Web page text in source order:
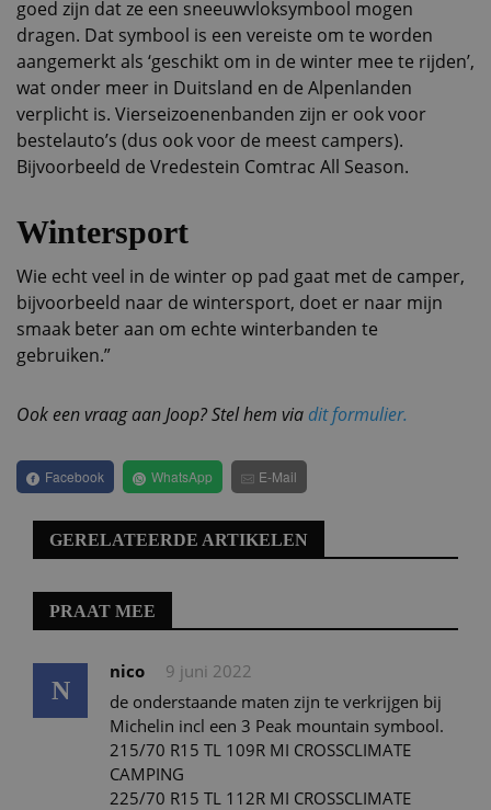
goed zijn dat ze een sneeuwvloksymbool mogen
dragen. Dat symbool is een vereiste om te worden
aangemerkt als ‘geschikt om in de winter mee te rijden’,
wat onder meer in Duitsland en de Alpenlanden
verplicht is. Vierseizoenenbanden zijn er ook voor
bestelauto’s (dus ook voor de meest campers).
Bijvoorbeeld de Vredestein Comtrac All Season.
Wintersport
Wie echt veel in de winter op pad gaat met de camper,
bijvoorbeeld naar de wintersport, doet er naar mijn
smaak beter aan om echte winterbanden te
gebruiken.”
Ook een vraag aan Joop? Stel hem via dit formulier.
Facebook WhatsApp E-Mail
GERELATEERDE ARTIKELEN
PRAAT MEE
N
nico
9 juni 2022
de onderstaande maten zijn te verkrijgen bij
Michelin incl een 3 Peak mountain symbool.
215/70 R15 TL 109R MI CROSSCLIMATE
CAMPING
225/70 R15 TL 112R MI CROSSCLIMATE